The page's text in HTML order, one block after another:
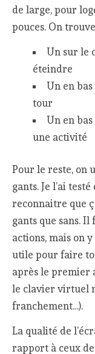
de large, pour
pouces. On
Un sur le
éteindre
Un en
tour
Un en
une activité
Pour le reste, on
gants. Je l’ai
reconnaitre que
gants que sans.
actions, mais on
utile pour faire
après le premier
le clavier virtuel
franchement…).
La qualité de
rapport à ceux